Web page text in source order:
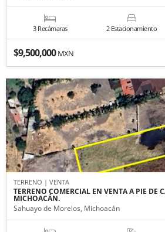
3 Recámaras 2 Estacionamiento
$9,500,000MXN
TERRENO | VENTA
TERRENO COMERCIAL EN VENTA A PIE DE
MICHOACÁN.
Sahuayo de Morelos, Michoacán